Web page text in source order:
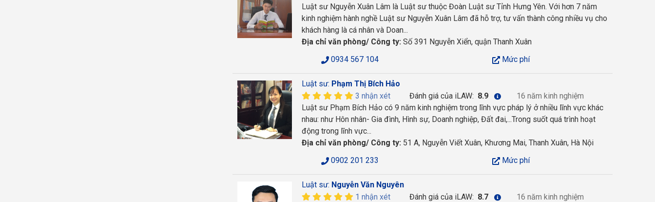
Luật sư Nguyễn Xuân Lâm là Luật sư thuộc Đoàn Luật sư Tỉnh Hưng Yên. Với hơn 7 năm
kinh nghiệm hành nghề Luật sư Nguyễn Xuân Lâm đã hỗ trợ, tư vấn thành công nhiều vụ cho
khách hàng là cá nhân và Doan...
Địa chỉ văn phòng/ Công ty: Số 391 Nguyễn Xiển, quận Thanh Xuân
0934 567 104
Mức phí
Luật sư: Phạm Thị Bích Hảo
3 nhận xét
Đánh giá của iLAW: 8.9
16 năm kinh nghiệm
Luật sư Phạm Bích Hảo có 9 năm kinh nghiệm trong lĩnh vực pháp lý ở nhiều lĩnh vực khác
nhau: như Hôn nhân- Gia đình, Hình sự, Doanh nghiệp, Đất đai,...Trong suốt quá trình hoạt
động trong lĩnh vực...
Địa chỉ văn phòng/ Công ty: 51 A, Nguyễn Viết Xuân, Khương Mai, Thanh Xuân, Hà Nội
0902 201 233
Mức phí
Luật sư: Nguyễn Văn Nguyên
1 nhận xét
Đánh giá của iLAW: 8.7
16 năm kinh nghiệm